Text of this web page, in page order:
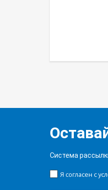
Система
Я согласен с